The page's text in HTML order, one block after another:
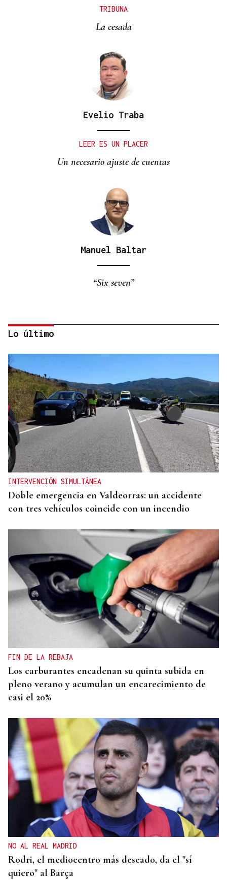
TRIBUNA
La cesada
Evelio Traba
LEER ES UN PLACER
Un necesario ajuste de cuentas
Manuel Baltar
“Six seven”
Primera carrera de Ascot
Lo último
INTERVENCIÓN SIMULTÁNEA
Doble emergencia en Valdeorras: un accidente
con tres vehículos coincide con un incendio
FIN DE LA REBAJA
Los carburantes encadenan su quinta subida en
pleno verano y acumulan un encarecimiento de
casi el 20%
NO AL REAL MADRID
Rodri, el mediocentro más deseado, da el "sí
quiero" al Barça